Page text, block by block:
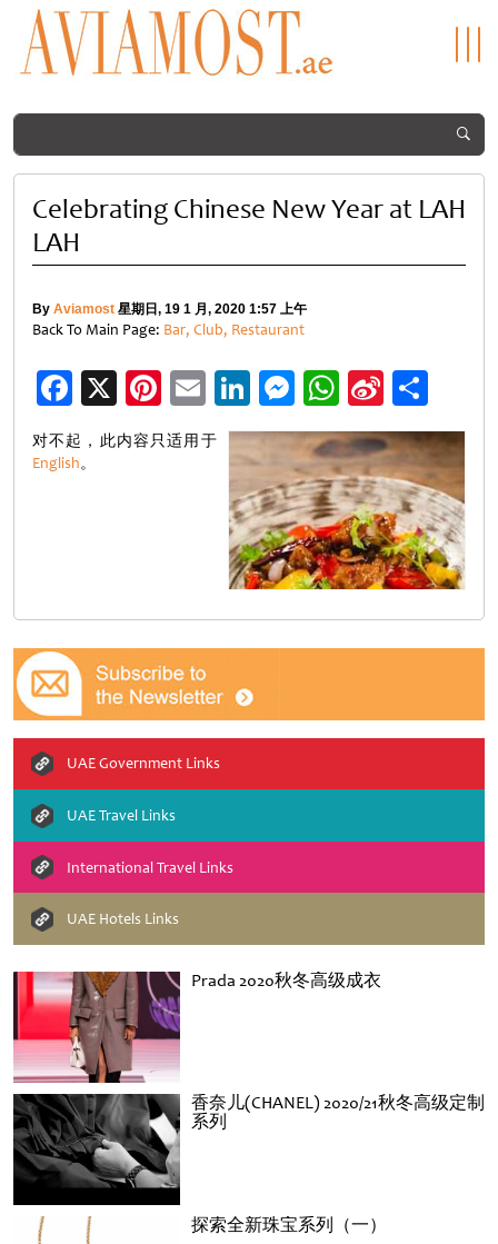
Prada 2020秋冬高级成衣
香奈儿(CHANEL) 2020/21秋冬高级定制
系列
探索全新珠宝系列（一）
Celebrating Chinese New Year at LAH
LAH
By Aviamost 星期日, 19 1 月, 2020 1:57 上午
Back To Main Page: Bar, Club, Restaurant
Facebook
X Pinterest
EmailLinkedIn
Messenger
WhatsApp
Sina
Weibo
享
对不起，此内容只适用于
English。
UAE Government Links
UAE Travel Links
International Travel Links
UAE Hotels Links